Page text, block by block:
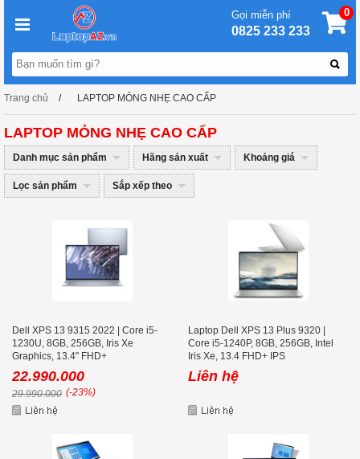
Gọi miễn phí
0825 233 233
0
Trang chủ LAPTOP MỎNG NHẸ CAO CẤP
LAPTOP MỎNG NHẸ CAO CẤP
Danh mục sản phẩm Hãng sản xuất Khoảng giá
Lọc sản phẩm Sắp xếp theo
Dell XPS 13 9315 2022 | Core i5-
1230U, 8GB, 256GB, Iris Xe
Graphics, 13.4'' FHD+
22.990.000
29.990.000 (-23%)
Laptop Dell XPS 13 Plus 9320 |
Core i5-1240P, 8GB, 256GB, Intel
Iris Xe, 13.4 FHD+ IPS
Liên hệ